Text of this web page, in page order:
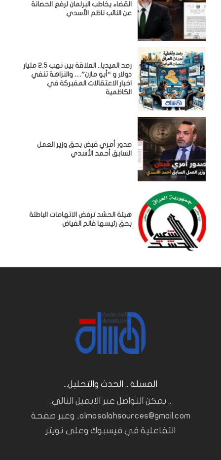
القضاء يخاطب البرلمان لرفع الحصانة
عن النائب ناظم الأسدي
رصد الميديا.. العلاقة بين نهب 2.5 مليار
دولار و “أبو مازن”… والنزاهة تنفي
اخبار الاعتقالات المفبركة في
الكاظمية
صدور أمري قبض بحق وزير العمل
السابق أحمد الأسدي
هيئة الحشد ترفض الاتهامات الباطلة
بحق رئيسها فالح الفياض
المسلة .. الحدث والتحليل...
.. يمكن التواصل عبر الايميل التالي:
almasalahsources@gmail.com.. وعبر صفحة
التفاعلية في فيسبوك وعلى تويتر